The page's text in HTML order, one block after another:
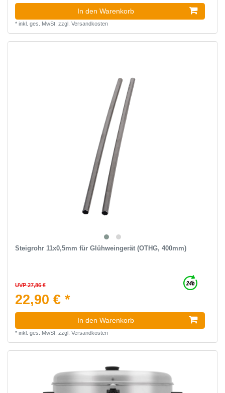
In den Warenkorb
* inkl. ges. MwSt. zzgl. Versandkosten
Steigrohr 11x0,5mm für Glühweingerät (OTHG, 400mm)
UVP 27,86 €
22,90 € *
In den Warenkorb
* inkl. ges. MwSt. zzgl. Versandkosten